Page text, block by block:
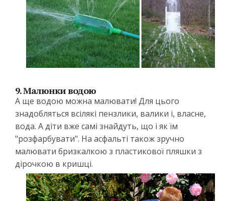
9. Малюнки водою
А ще водою можна малювати! Для цього
знадобляться всілякі пензлики, валики і, власне,
вода. А діти вже самі знайдуть, що і як їм
"розфарбувати". На асфальті також зручно
малювати бризкалкою з пластикової пляшки з
дірочкою в кришці.